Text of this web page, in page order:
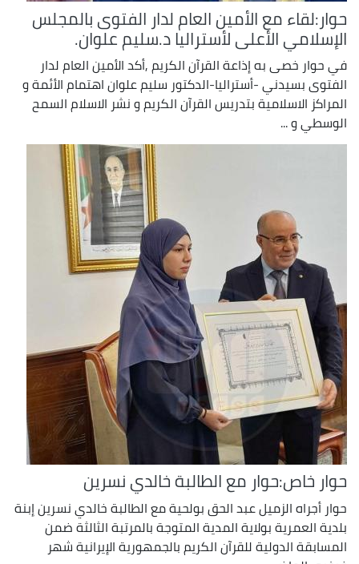
حوار:لقاء مع الأمين العام لدار الفتوى بالمجلس
الإسلامي الأعلى لأستراليا د.سليم علوان.
في حوار خصى به إذاعة القرآن الكريم ,أكد الأمين العام لدار
الفتوى بسيدني -أستراليا-الدكتور سليم علوان اهتمام الأئمة و
المراكز الاسلامية بتدريس القرآن الكريم و نشر الاسلام السمح
الوسطي و ...
حوار خاص:حوار مع الطالبة خالدي نسرين
حوار أجراه الزميل عبد الحق بولحية مع الطالبة خالدي نسرين إبنة
بلدية العمرية بولاية المدية المتوجة بالمرتبة الثالثة ضمن
المسابقة الدولية للقرآن الكريم بالجمهورية الإيرانية شهر